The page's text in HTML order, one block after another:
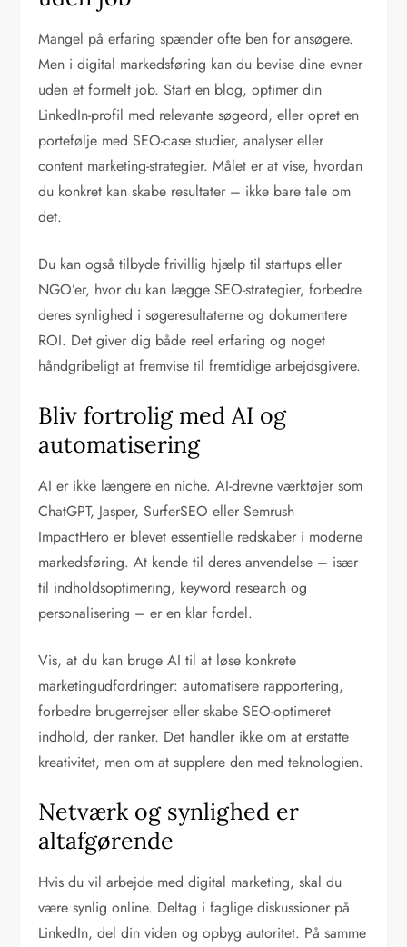
Mangel på erfaring spænder ofte ben for ansøgere.
Men i digital markedsføring kan du bevise dine evner
uden et formelt job. Start en blog, optimer din
LinkedIn-profil med relevante søgeord, eller opret en
portefølje med SEO-case studier, analyser eller
content marketing-strategier. Målet er at vise, hvordan
du konkret kan skabe resultater – ikke bare tale om
det.
Du kan også tilbyde frivillig hjælp til startups eller
NGO’er, hvor du kan lægge SEO-strategier, forbedre
deres synlighed i søgeresultaterne og dokumentere
ROI. Det giver dig både reel erfaring og noget
håndgribeligt at fremvise til fremtidige arbejdsgivere.
Bliv fortrolig med AI og
automatisering
AI er ikke længere en niche. AI-drevne værktøjer som
ChatGPT, Jasper, SurferSEO eller Semrush
ImpactHero er blevet essentielle redskaber i moderne
markedsføring. At kende til deres anvendelse – især
til indholdsoptimering, keyword research og
personalisering – er en klar fordel.
Vis, at du kan bruge AI til at løse konkrete
marketingudfordringer: automatisere rapportering,
forbedre brugerrejser eller skabe SEO-optimeret
indhold, der ranker. Det handler ikke om at erstatte
kreativitet, men om at supplere den med teknologien.
Netværk og synlighed er
altafgørende
Hvis du vil arbejde med digital marketing, skal du
være synlig online. Deltag i faglige diskussioner på
LinkedIn, del din viden og opbyg autoritet. På samme